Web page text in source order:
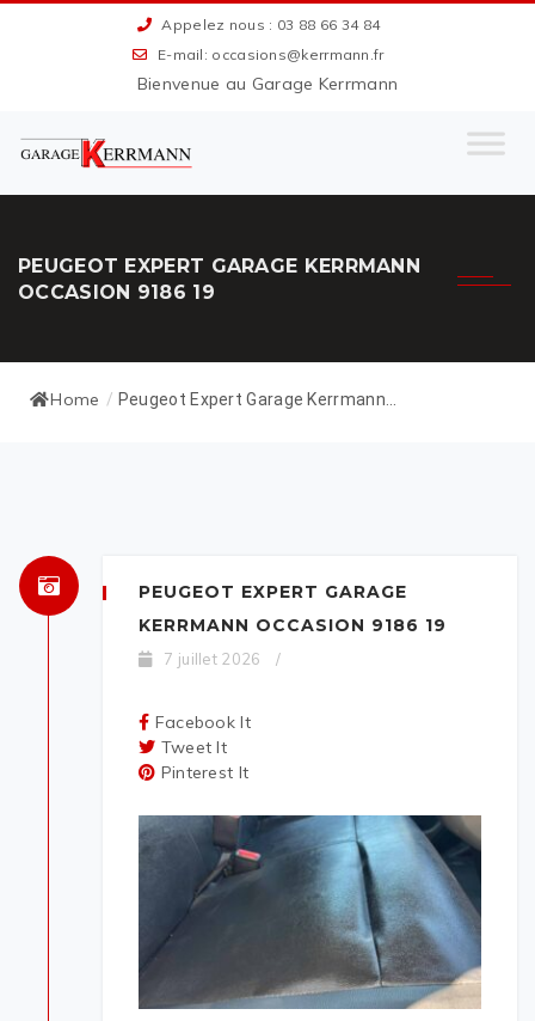
Appelez nous : 03 88 66 34 84
E-mail: occasions@kerrmann.fr
Bienvenue au Garage Kerrmann
PEUGEOT EXPERT GARAGE KERRMANN
OCCASION 9186 19
Home / Peugeot Expert Garage Kerrmann...
PEUGEOT EXPERT GARAGE
KERRMANN OCCASION 9186 19
7 juillet 2026 /
Facebook It
Tweet It
Pinterest It